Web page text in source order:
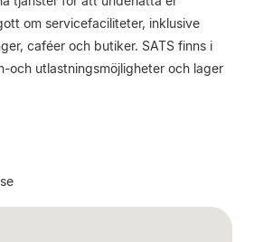
om servicefaciliteter, inklusive
caféer och butiker. SATS finns i
och utlastningsmöjligheter och lager